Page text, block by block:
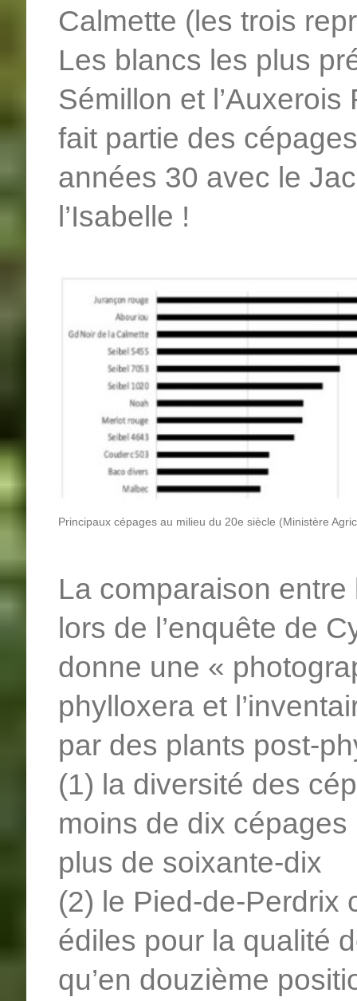
Calmette (les trois
Les blancs les plus
Sémillon et
fait partie des
années 30 avec le
l’Isabelle !
Principaux cépages au milieu du 20e siècle (Ministère
La comparaison
lors de l’enquête de
donne une «
phylloxera et
par des plants post-
(1) la diversité des
moins de dix
plus de soixante-dix
(2) le Pied-de-Perdrix
édiles pour la qualité
qu’en douzième